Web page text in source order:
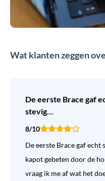
Wat klanten zeggen
De eerste Brace gaf
stevig…
8/10
De eerste Brace gaf echt
kapot gebeten door de
vraag ik me af wat het